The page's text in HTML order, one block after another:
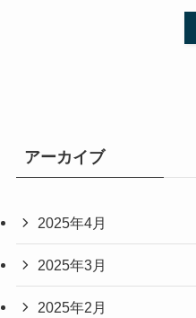
アーカイブ
2025年4月
2025年3月
2025年2月